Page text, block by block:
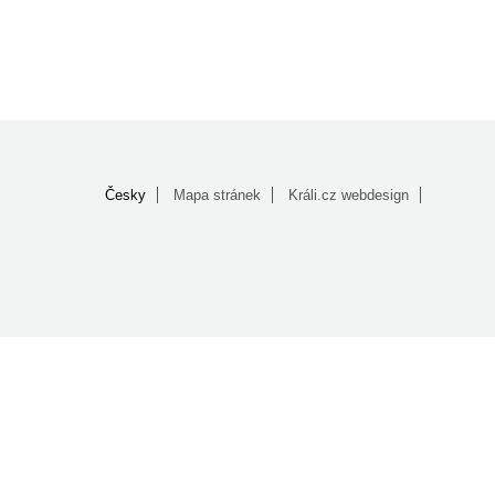
Česky Mapa stránek Králi.cz webdesign